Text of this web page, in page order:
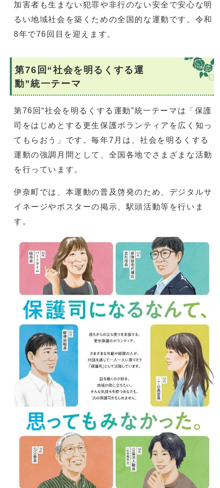
加害者も生まない犯罪や非行のない安全で安心な明
るい地域社会を築くための全国的な運動です。令和
8年で76回目を迎えます。
第76回“社会を明るくする運
動”統一テーマ
第76回“社会を明るくする運動”統一テーマは「保護
司をはじめとする更生保護ボランティアを広く知っ
てもらおう」です。毎年7月は、社会を明るくする
運動の強調月間として、全国各地でさまざまな活動
を行っています。
伊奈町では、本運動の普及啓発のため、デジタルサ
イネージやポスターの掲示、駅頭活動等を行いま
す。